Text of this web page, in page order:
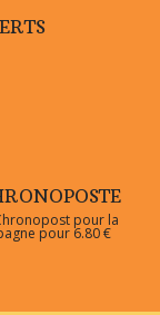
pour la
pour 6.80 €